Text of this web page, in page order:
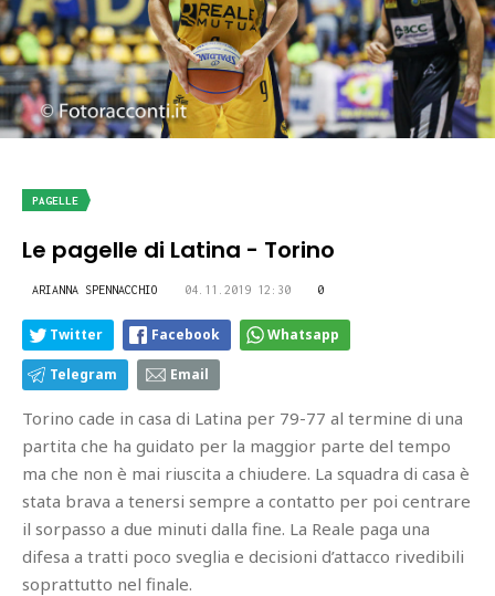
PAGELLE
Le pagelle di Latina - Torino
ARIANNA SPENNACCHIO 04.11.2019 12:30 0
Twitter Facebook Whatsapp
Telegram Email
Torino cade in casa di Latina per 79-77 al termine di una
partita che ha guidato per la maggior parte del tempo
ma che non è mai riuscita a chiudere. La squadra di casa è
stata brava a tenersi sempre a contatto per poi centrare
il sorpasso a due minuti dalla fine. La Reale paga una
difesa a tratti poco sveglia e decisioni d’attacco rivedibili
soprattutto nel finale.